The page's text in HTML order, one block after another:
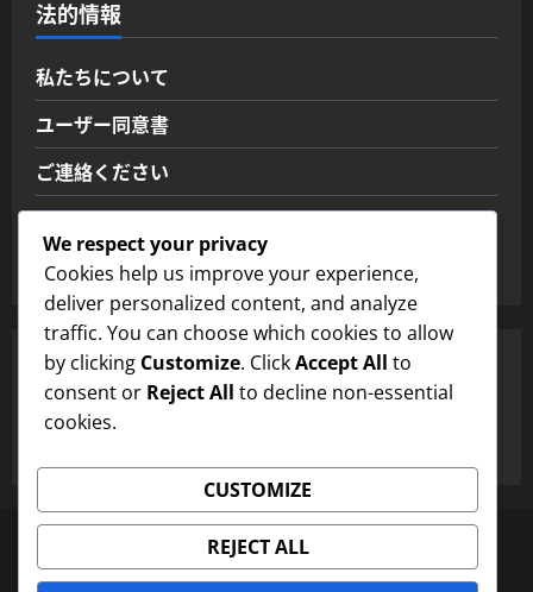
法的情報
私たちについて
ユーザー同意書
ご連絡ください
あなたのプライバシー
クッキーとトラッキング
検索
Search
ユーザー同意書
ご連絡ください
あなたのプライバシー
クッキーとトラッキング
We respect your privacy
Cookies help us improve your experience,
deliver personalized content, and analyze
traffic. You can choose which cookies to allow
by clicking Customize. ClickAccept All to
consent or Reject All to decline non-essential
cookies.
CUSTOMIZE
REJECT ALL